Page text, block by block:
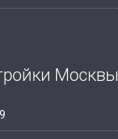
Москвы